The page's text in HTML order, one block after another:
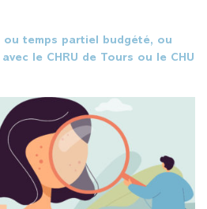
ou temps partiel budgété, ou
le CHRU de Tours ou le CHU